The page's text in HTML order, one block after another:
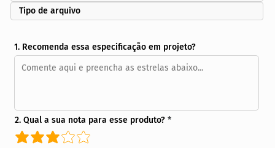
Tipo de arquivo
1. Recomenda essa especificação em projeto?
2. Qual a sua nota para esse produto?